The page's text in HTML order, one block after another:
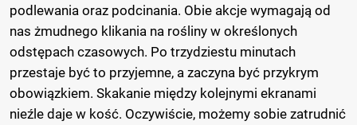
podlewania oraz podcinania. Obie akcje wymagają od
nas żmudnego klikania na rośliny w określonych
odstępach czasowych. Po trzydziestu minutach
przestaje być to przyjemne, a zaczyna być przykrym
obowiązkiem. Skakanie między kolejnymi ekranami
nieźle daje w kość. Oczywiście, możemy sobie zatrudnić